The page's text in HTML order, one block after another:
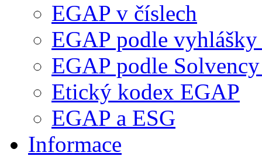
EGAP v číslech
EGAP podle
EGAP podle
Etický kodex EGAP
EGAP a ESG
Informace